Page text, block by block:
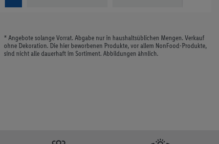
* Angebote solange Vorrat. Abgabe nur in haushaltsüblichen Mengen. Verkauf
ohne Dekoration. Die hier beworbenen Produkte, vor allem NonFood-Produkte,
sind nicht alle dauerhaft im Sortiment. Abbildungen ähnlich.